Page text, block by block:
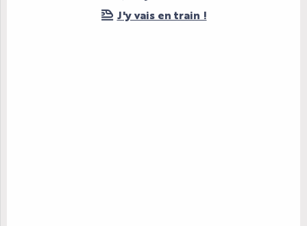
J'y vais en train !